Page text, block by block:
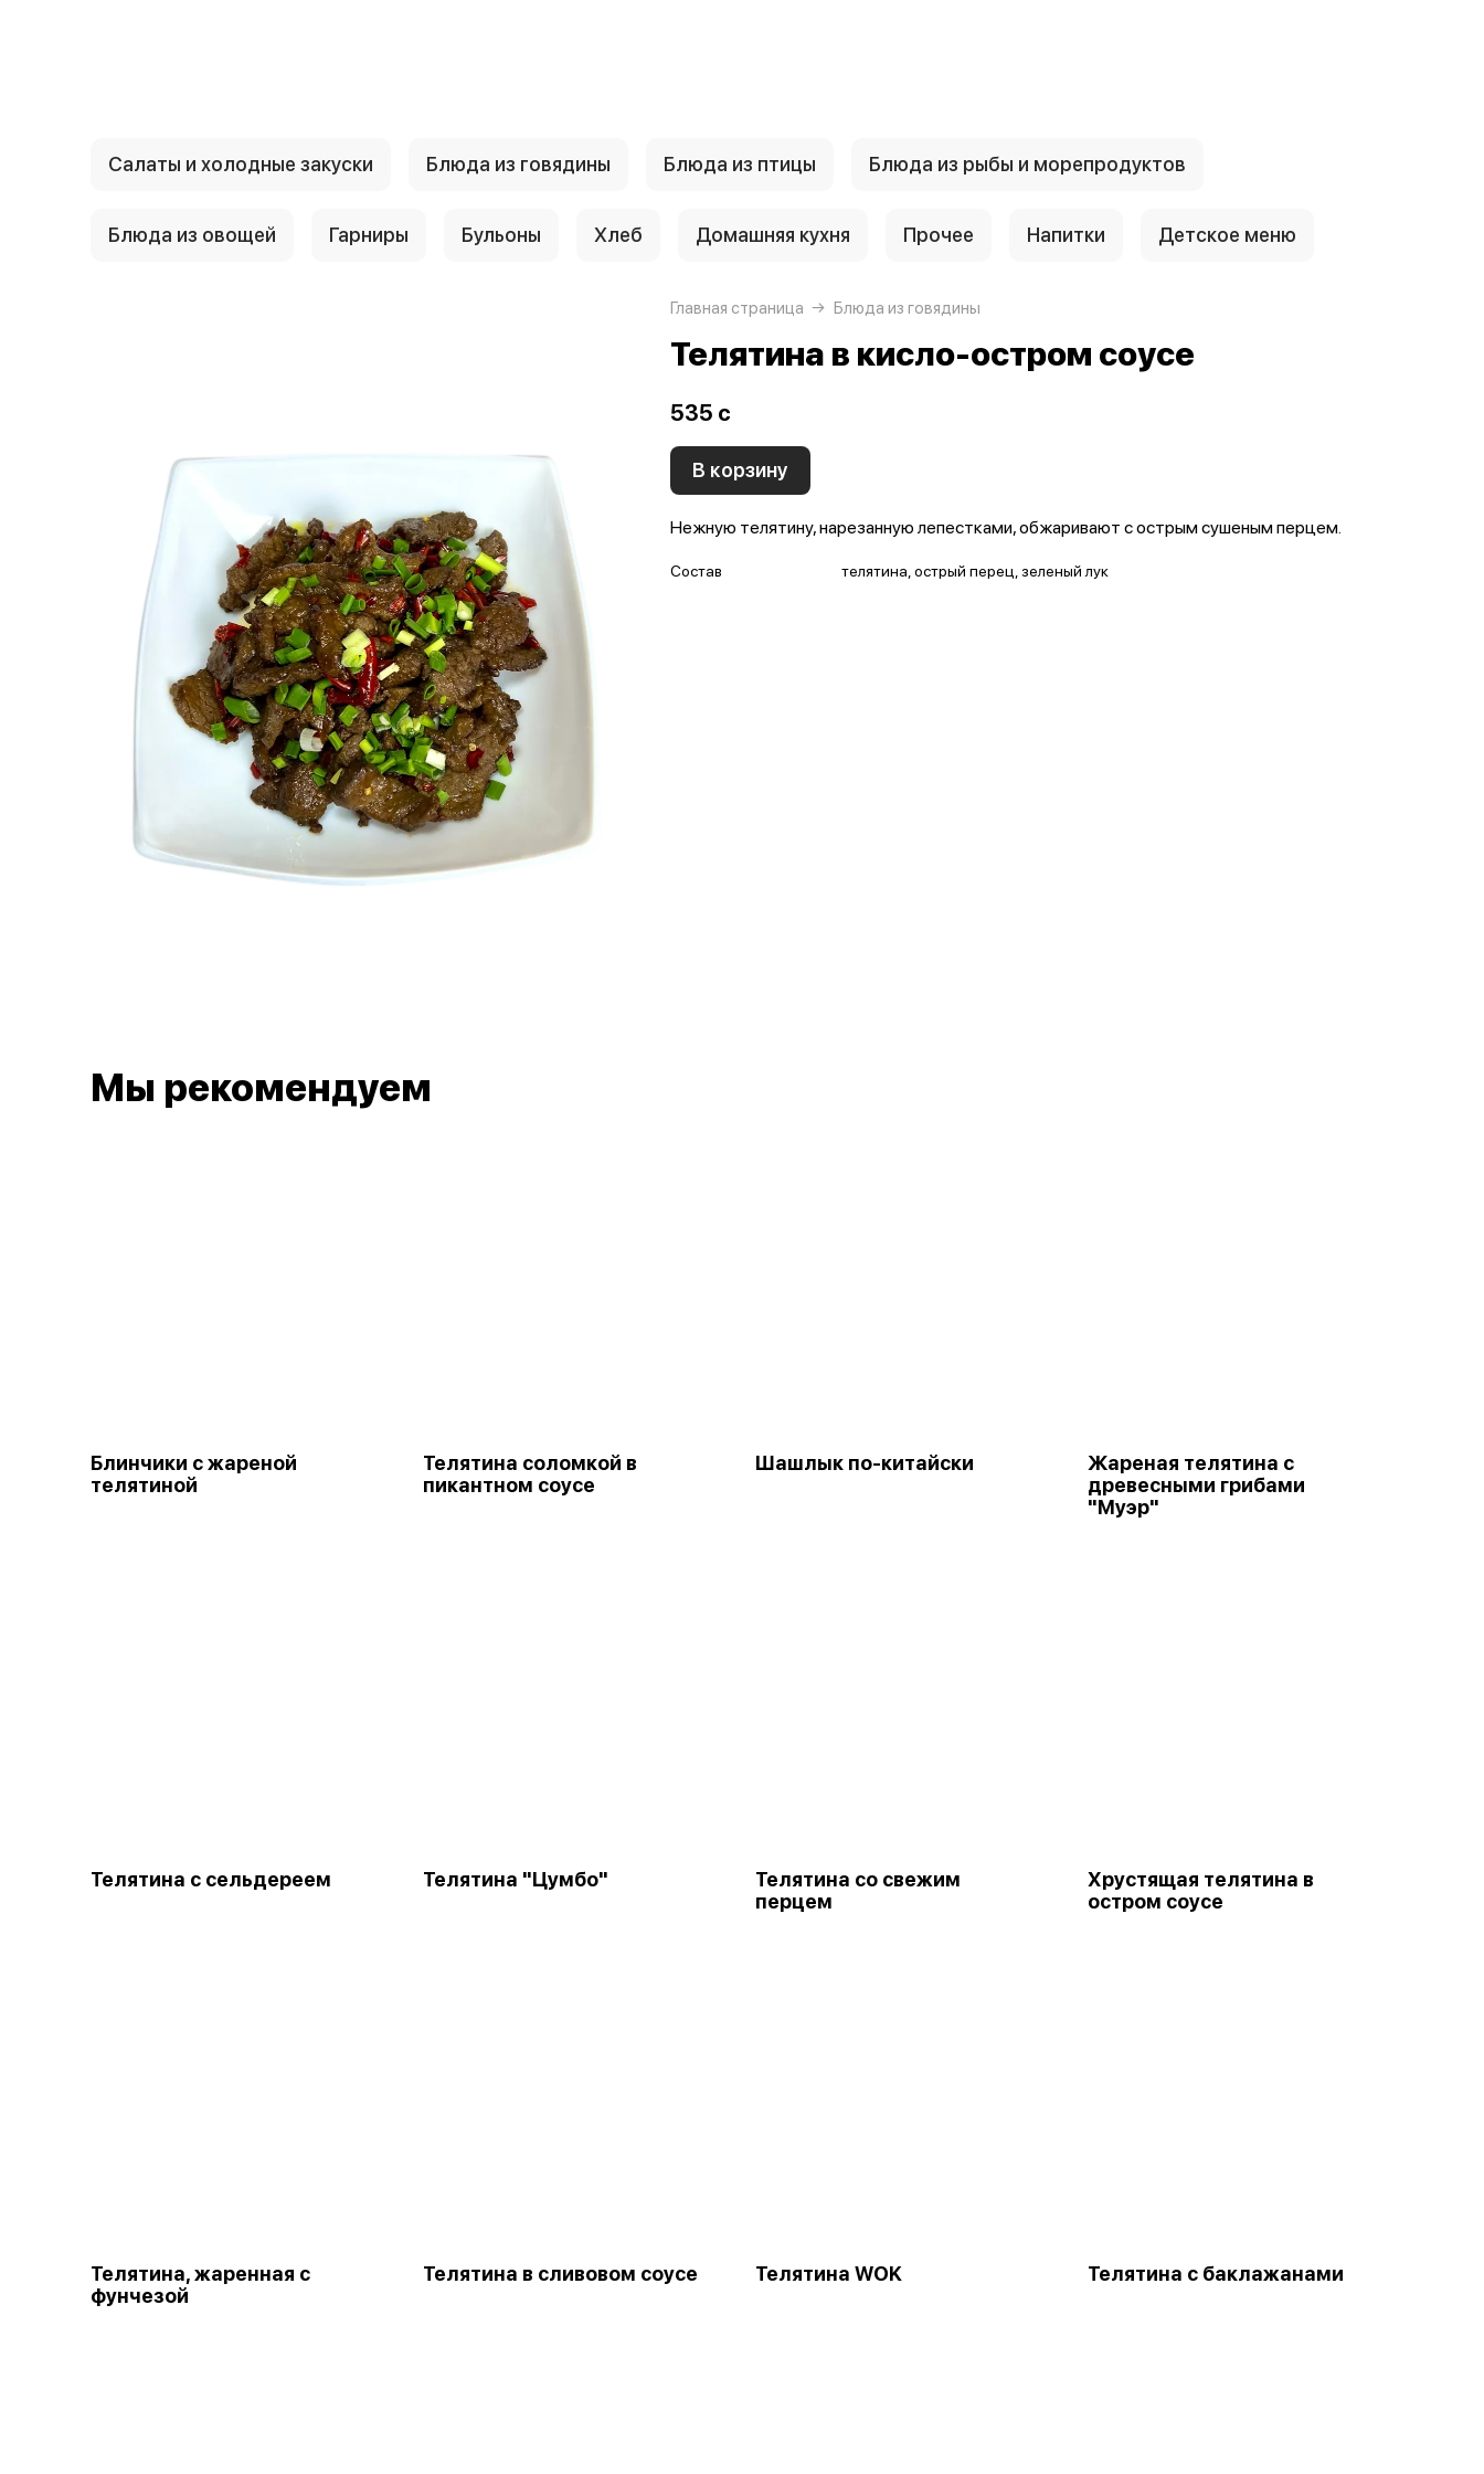
Салаты и холодные закуски Блюда из говядины Блюда из птицы Блюда из рыбы и морепродуктов
Блюда из овощей Гарниры Бульоны Хлеб Домашняя кухня Прочее Напитки Детское меню
Главная страница Блюда из говядины
Телятина в кисло-остром соусе
535 c
В корзину
Нежную телятину, нарезанную лепестками, обжаривают с острым сушеным перцем.
Состав телятина, острый перец, зеленый лук
Мы рекомендуем
Блинчики с жареной
телятиной
Телятина соломкой в
пикантном соусе
Шашлык по-китайски
Жареная телятина с
древесными грибами
"Муэр"
Телятина с сельдереем Телятина "Цумбо"
Телятина со свежим
перцем
Хрустящая телятина в
остром соусе
Телятина, жаренная с
фунчезой
Телятина в сливовом соусе Телятина WOK Телятина с баклажанами